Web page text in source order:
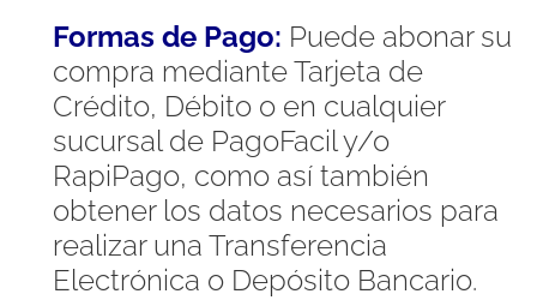
Formas de Pago: Puede abonar su
compra mediante Tarjeta de
Crédito, Débito o en cualquier
sucursal de PagoFacil y/o
RapiPago, como así también
obtener los datos necesarios para
realizar una Transferencia
Electrónica o Depósito Bancario.